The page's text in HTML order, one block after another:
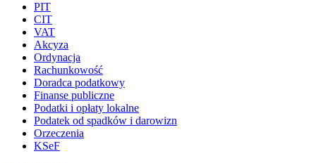
PIT
CIT
VAT
Akcyza
Ordynacja
Rachunkowość
Doradca podatkowy
Finanse publiczne
Podatki i opłaty lokalne
Podatek od spadków i darowizn
Orzeczenia
KSeF